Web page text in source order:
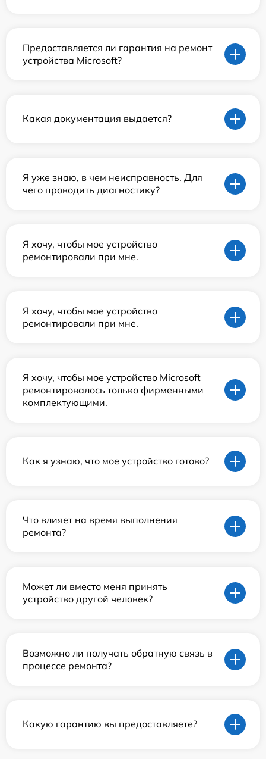
Предоставляется ли гарантия на ремонт
устройства Microsoft?
Какая документация выдается?
Я уже знаю, в чем неисправность. Для
чего проводить диагностику?
Я хочу, чтобы мое устройство
ремонтировали при мне.
Я хочу, чтобы мое устройство
ремонтировали при мне.
Я хочу, чтобы мое устройство Microsoft
ремонтировалось только фирменными
комплектующими.
Как я узнаю, что мое устройство готово?
Что влияет на время выполнения
ремонта?
Может ли вместо меня принять
устройство другой человек?
Возможно ли получать обратную связь в
процессе ремонта?
Какую гарантию вы предоставляете?